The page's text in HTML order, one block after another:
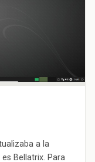
a la
Bellatrix. Para